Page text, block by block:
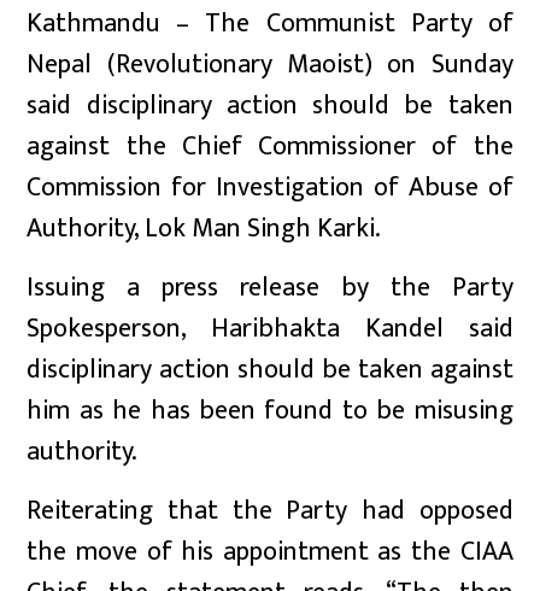
Kathmandu – The Communist Party of
Nepal (Revolutionary Maoist) on Sunday
said disciplinary action should be taken
against the Chief Commissioner of the
Commission for Investigation of Abuse of
Authority, Lok Man Singh Karki.
Issuing a press release by the Party
Spokesperson, Haribhakta Kandel said
disciplinary action should be taken against
him as he has been found to be misusing
authority.
Reiterating that the Party had opposed
the move of his appointment as the CIAA